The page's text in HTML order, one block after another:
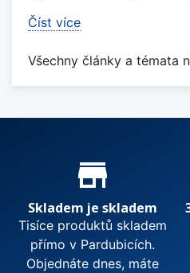
Číst více
Všechny články a témata
Proč nakupovat u nás?
store_mall_directory
Skladem je skladem
Tisíce produktů skladem
přímo v Pardubicích.
Objednáte dnes, máte